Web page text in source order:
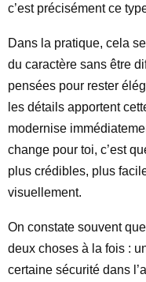
c’est précisément ce
Dans la pratique, cela
du caractère sans être
pensées pour rester
les détails apportent
modernise
change pour toi, c’est
plus crédibles, plus
visuellement.
On constate souvent
deux choses à la fois :
certaine sécurité dans